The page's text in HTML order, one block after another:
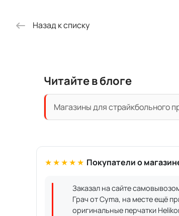
Назад к списку
Читайте в блоге
Магазины для страйкбольного
★★★★★ Покупатели о
Заказал на сайте
Грач от Cyma, на месте ещё
оригинальные перчатки